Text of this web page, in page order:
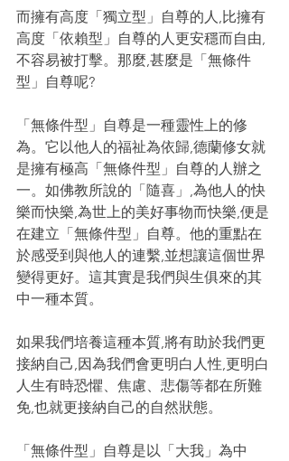
而擁有高度「獨立型」自尊的人,比擁有
高度「依賴型」自尊的人更安穩而自由,
不容易被打擊。那麼,甚麼是「無條件
型」自尊呢?
「無條件型」自尊是一種靈性上的修
為。它以他人的福祉為依歸,德蘭修女就
是擁有極高「無條件型」自尊的人辦之
一。如佛教所說的「隨喜」,為他人的快
樂而快樂,為世上的美好事物而快樂,便是
在建立「無條件型」自尊。他的重點在
於感受到與他人的連繫,並想讓這個世界
變得更好。這其實是我們與生俱來的其
中一種本質。
如果我們培養這種本質,將有助於我們更
接納自己,因為我們會更明白人性,更明白
人生有時恐懼、焦慮、悲傷等都在所難
免,也就更接納自己的自然狀態。
「無條件型」自尊是以「大我」為中